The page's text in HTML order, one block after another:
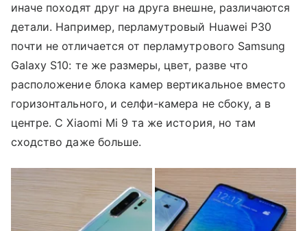
иначе походят друг на друга внешне, различаются
детали. Например, перламутровый Huawei P30
почти не отличается от перламутрового Samsung
Galaxy S10: те же размеры, цвет, разве что
расположение блока камер вертикальное вместо
горизонтального, и селфи-камера не сбоку, а в
центре. С Xiaomi Mi 9 та же история, но там
сходство даже больше.